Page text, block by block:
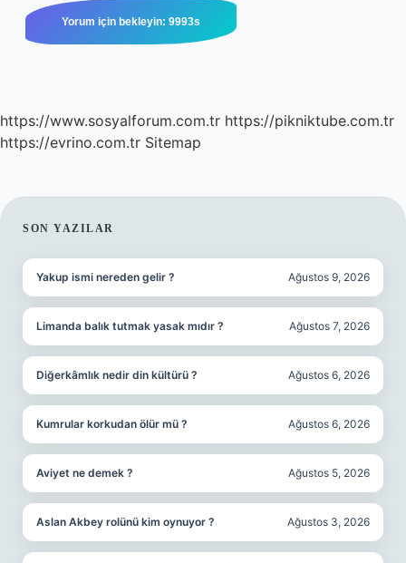
https://www.sosyalforum.com.tr https://pikniktube.com.tr
https://evrino.com.tr Sitemap
SIDEBAR
SON YAZILAR
Yakup ismi nereden gelir ? Ağustos 9, 2026
Limanda balık tutmak yasak mıdır ? Ağustos 7, 2026
Diğerkâmlık nedir din kültürü ? Ağustos 6, 2026
Kumrular korkudan ölür mü ? Ağustos 6, 2026
Aviyet ne demek ? Ağustos 5, 2026
Aslan Akbey rolünü kim oynuyor ? Ağustos 3, 2026